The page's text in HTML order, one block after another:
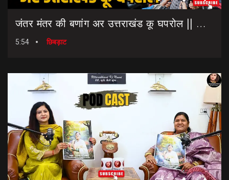
जंतर मंतर की बणांग अर उत्तराखंड कू घपरोल || NEET Paper Leak || Dharmendra Pradhan Resigns
5:54 छिबड़ाट